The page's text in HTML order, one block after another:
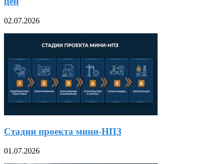
02.07.2026
Стадии проекта мини-НПЗ
01.07.2026